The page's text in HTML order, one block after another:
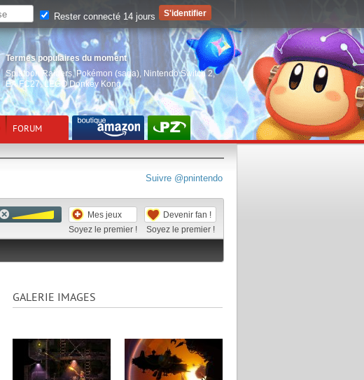
Termes populaires du moment
Splatoon Raiders, Pokémon (saga) Nintendo Switch 2,
EA FC27,LEGO Donkey Kong
FORUM
Suivre @pnintendo
Mes jeux
Soyez le premier !
Devenir fan !
Soyez le premier !
GALERIE IMAGES
Rester connecté 14 jours